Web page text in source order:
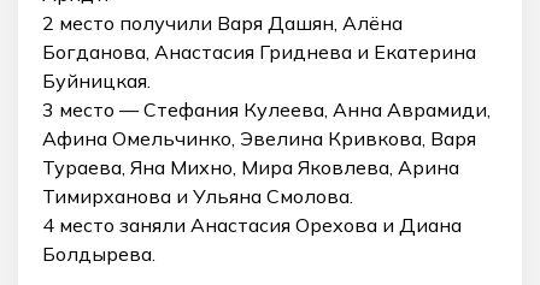
2 место получили Варя Дашян, Алёна
Богданова, Анастасия Гриднева и Екатерина
Буйницкая.
3 место — Стефания Кулеева, Анна Аврамиди,
Афина Омельчинко, Эвелина Кривкова, Варя
Тураева, Яна Михно, Мира Яковлева, Арина
Тимирханова и Ульяна Смолова.
4 место заняли Анастасия Орехова и Диана
Болдырева.